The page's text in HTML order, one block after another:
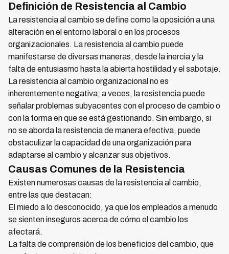
Definición de Resistencia al Cambio
La resistencia al cambio se define como la oposición a una
alteración en el entorno laboral o en los procesos
organizacionales. La resistencia al cambio puede
manifestarse de diversas maneras, desde la inercia y la
falta de entusiasmo hasta la abierta hostilidad y el sabotaje.
La resistencia al cambio organizacional no es
inherentemente negativa; a veces, la resistencia puede
señalar problemas subyacentes con el proceso de cambio o
con la forma en que se está gestionando. Sin embargo, si
no se aborda la resistencia de manera efectiva, puede
obstaculizar la capacidad de una organización para
adaptarse al cambio y alcanzar sus objetivos.
Causas Comunes de la Resistencia
Existen numerosas causas de la resistencia al cambio,
entre las que destacan:
El miedo a lo desconocido, ya que los empleados a menudo
se sienten inseguros acerca de cómo el cambio los
afectará.
La falta de comprensión de los beneficios del cambio, que